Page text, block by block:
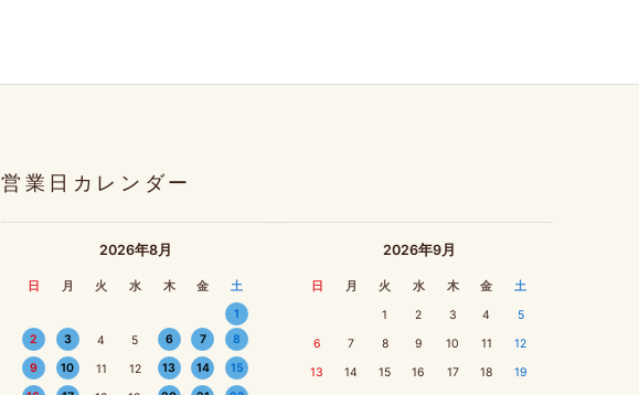
営業日カレンダー
2026年8月
日 月 火 水 木 金
土
1
2
3 4 5 6 7
8
9
10 11 12 13 14
15
2026年9月
日 月 火 水 木 金
土
1
2 3 4
5
6
7 8 9 10 11
12
13
14 15 16 17 18
19